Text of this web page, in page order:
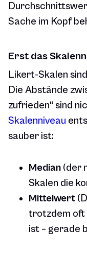
Sache im Kopf
Erst das
Likert-Skalen
Die Abstände
zufrieden“ sind
Skalenniveau
sauber ist:
Median (der
Skalen die
Mittelwert
trotzdem oft
ist – gerade